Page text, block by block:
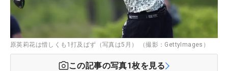
原英莉花は惜しくも1打及ばず（写真は5月） （撮影：GettyImages）
この記事の写真1枚を見る